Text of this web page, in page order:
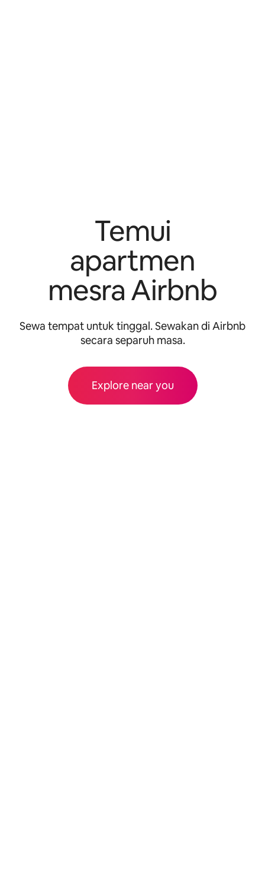
Temui
apartmen
mesra Airbnb
Sewa tempat untuk tinggal. Sewakan di Airbnb
secara separuh masa.
Explore near you